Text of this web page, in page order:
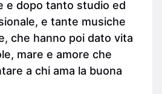
e dopo tanto studio ed
e tante musiche
che hanno poi dato vita
mare e amore che
a chi ama la buona